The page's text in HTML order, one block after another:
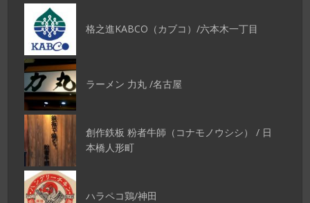
格之進KABCO（カブコ）/六本木一丁目
ラーメン 力丸 /名古屋
創作鉄板 粉者牛師（コナモノウシシ） / 日
本橋人形町
ハラペコ鶏/神田